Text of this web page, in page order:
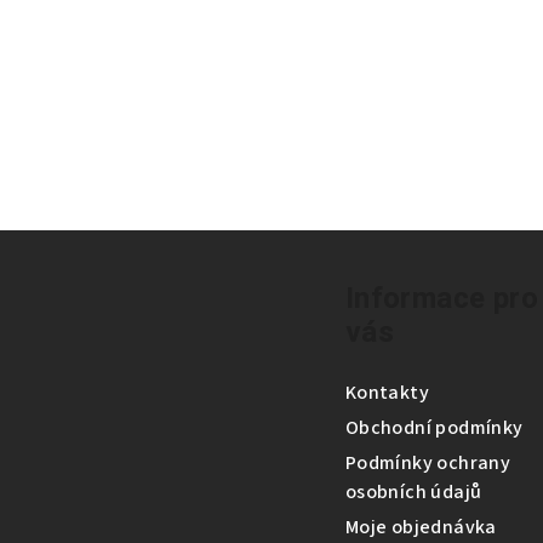
Kontakty
Obchodní podmínky
Podmínky ochrany
osobních údajů
Moje objednávka